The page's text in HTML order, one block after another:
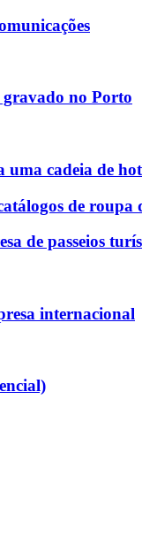
no Porto
uma cadeia de
de roupa
de passeios
internacional